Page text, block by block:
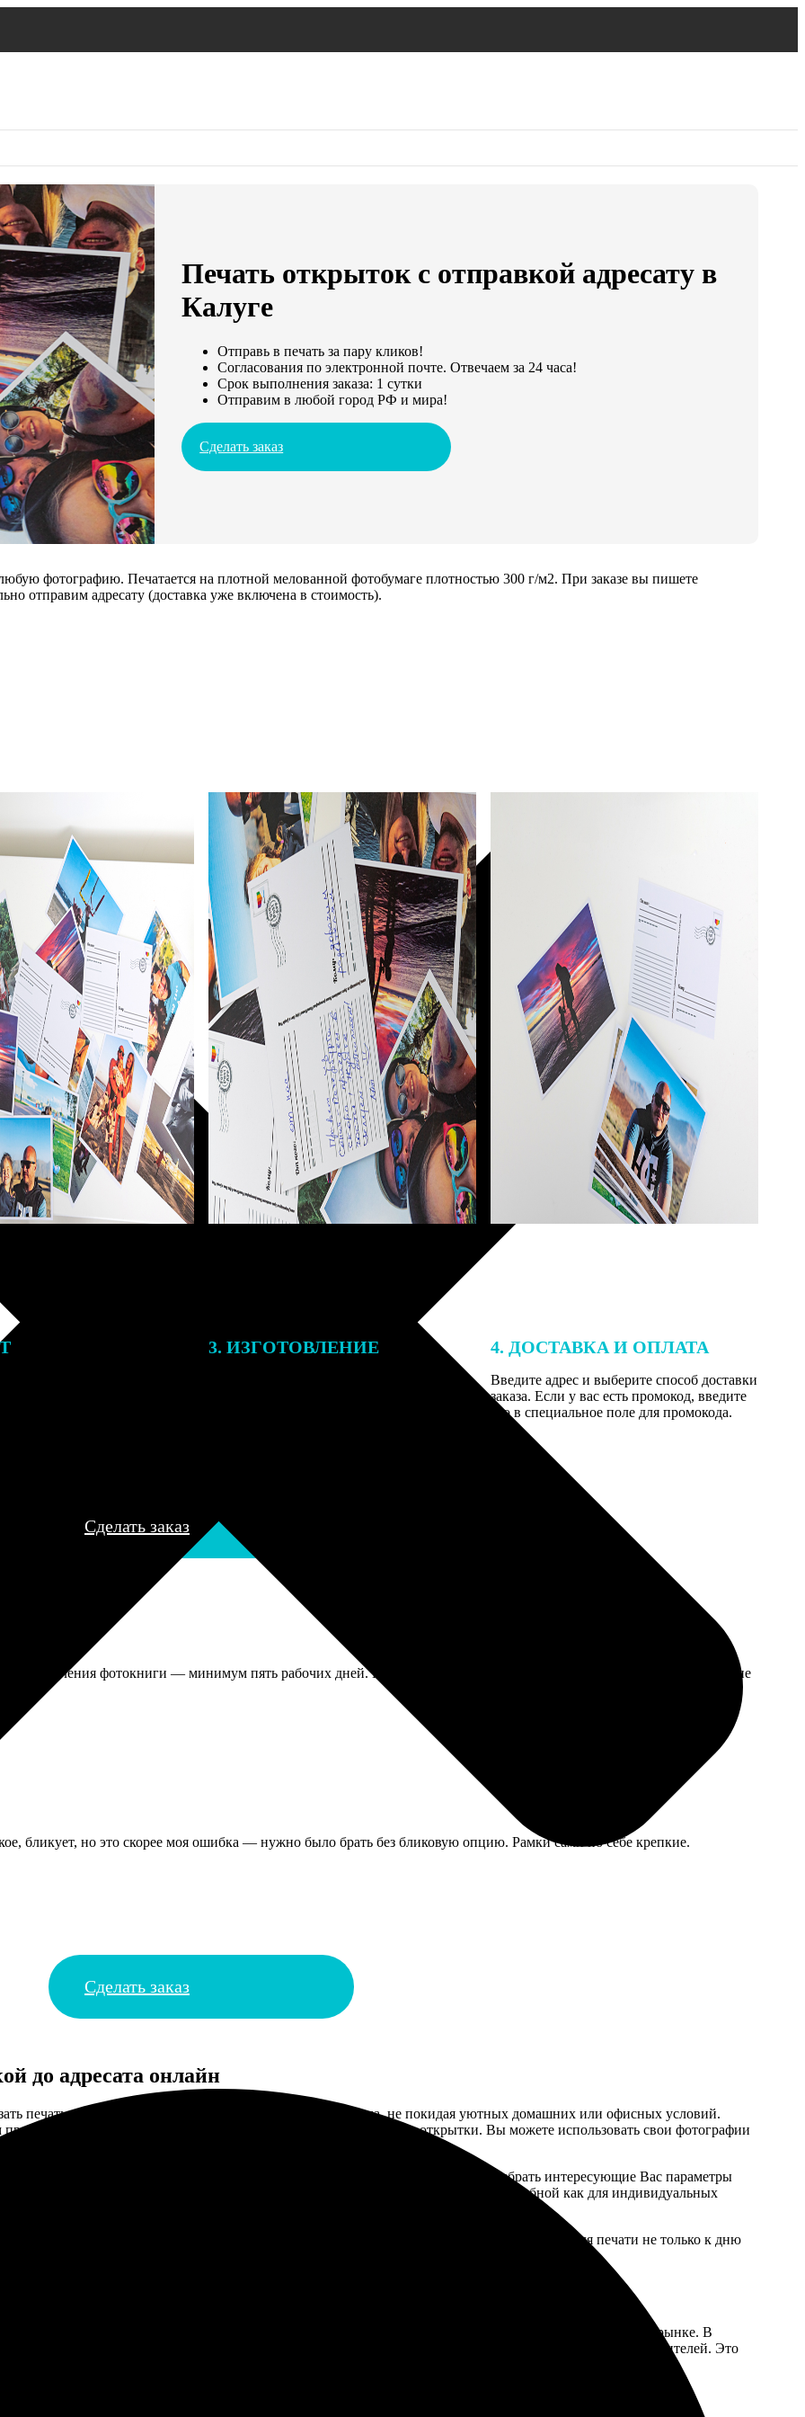
Печать открыток с отправкой адресату в
Калуге
Отправь в печать за пару кликов!
Согласования по электронной почте. Отвечаем за 24 часа!
Срок выполнения заказа: 1 сутки
Отправим в любой город РФ и мира!
Сделать заказ
фотографию. Печатается на плотной мелованной фотобумаге плотностью 300 г/м2. При заказе вы пишете
отправим адресату (доставка уже включена в стоимость).
заказа к печати
могут связаться с Вами
телефону или email для
3. ИЗГОТОВЛЕНИЕ 4. ДОСТАВКА И ОПЛАТА
Введите адрес и выберите способ доставки
заказа. Если у вас есть промокод, введите
его в специальное поле для промокода.
Сделать заказ
изготовления фотокниги — минимум пять рабочих дней. Пришлось искать другой подарок, а книгу заказала потом, не
бликует, но это скорее моя ошибка — нужно было брать без бликовую опцию. Рамки сами по себе крепкие.
Сделать заказ
до адресата онлайн
печать открыток с доставкой до адресата в городе Калуга, не покидая уютных домашних или офисных условий.
приложении, чтобы превратить Ваши идеи в красочные почтовые открытки. Вы можете использовать свои фотографии
делая их уникальными и неповторимыми.
максимально простым и интуитивно понятным. От вас потребуется только выбрать интересующие Вас параметры
предлагает печать открыток от 1 штуки и оптом, что делает эту услугу удобной как для индивидуальных
с логотипом или собственным рисунком для корпоративных целей.
для дизайна, позволяя каждому пользователю создать уникальное изображение для печати не только к дню
более формальных поводов. Все это делается онлайн, экономя ваше время и силы.
ключевых преимуществах, которые выделяют эту типографию среди других предложений на рынке. В
оборудования для фотопечати и высококачественных материалов от ведущих мировых производителей. Это
каждой напечатанной открытки.